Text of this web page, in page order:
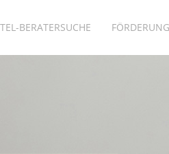
BERATERSUCHE FÖRDERUNG